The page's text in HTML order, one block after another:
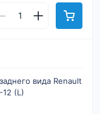
вида Renault
12 (L)